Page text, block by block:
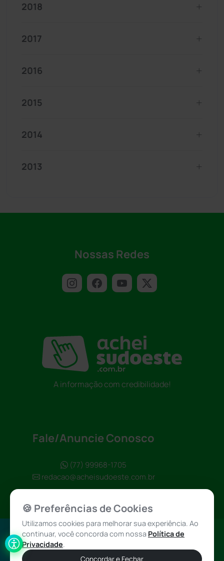
2018
2017
2016
2015
2014
2013
Nossas Redes
A informação com credibilidade!
Fale/Anuncie Conosco
(77) 99968-1705
redacao@acheisudoeste.com.br
Política de
Privacidade
Achei Sudoeste
© 2026 - Todos
🍪 Preferências de Cookies
Utilizamos cookies para melhorar sua experiência. Ao
continuar, você concorda com nossa Política de
Privacidade.
Concordar e Fechar